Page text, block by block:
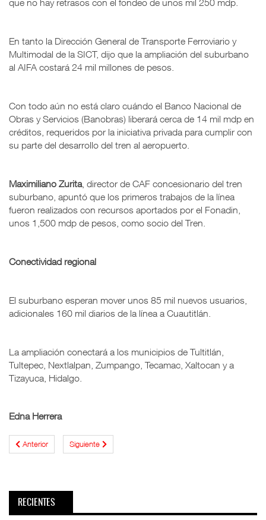
que no hay retrasos con el fondeo de unos mil 250 mdp.
En tanto la Dirección General de Transporte Ferroviario y
Multimodal de la SICT, dijo que la ampliación del suburbano
al AIFA costará 24 mil millones de pesos.
Con todo aún no está claro cuándo el Banco Nacional de
Obras y Servicios (Banobras) liberará cerca de 14 mil mdp en
créditos, requeridos por la iniciativa privada para cumplir con
su parte del desarrollo del tren al aeropuerto.
Maximiliano Zurita, director de CAF concesionario del tren
suburbano, apuntó que los primeros trabajos de la línea
fueron realizados con recursos aportados por el Fonadin,
unos 1,500 mdp de pesos, como socio del Tren.
Conectividad regional
El suburbano esperan mover unos 85 mil nuevos usuarios,
adicionales 160 mil diarios de la línea a Cuautitlán.
La ampliación conectará a los municipios de Tultitlán,
Tultepec, Nextlalpan, Zumpango, Tecamac, Xaltocan y a
Tizayuca, Hidalgo.
Edna Herrera
Anterior Siguiente
RECIENTES